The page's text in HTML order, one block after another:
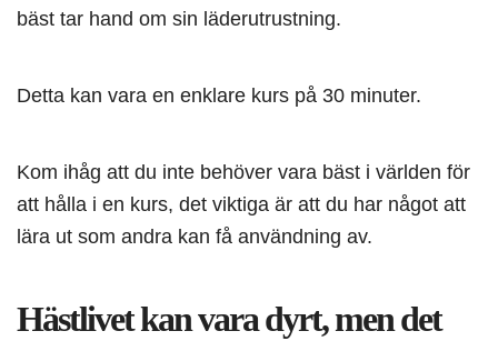
bäst tar hand om sin läderutrustning.
Detta kan vara en enklare kurs på 30 minuter.
Kom ihåg att du inte behöver vara bäst i världen för
att hålla i en kurs, det viktiga är att du har något att
lära ut som andra kan få användning av.
Hästlivet kan vara dyrt, men det